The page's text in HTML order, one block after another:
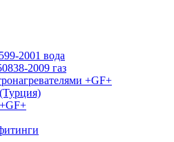
2001 вода
2009 газ
+GF+